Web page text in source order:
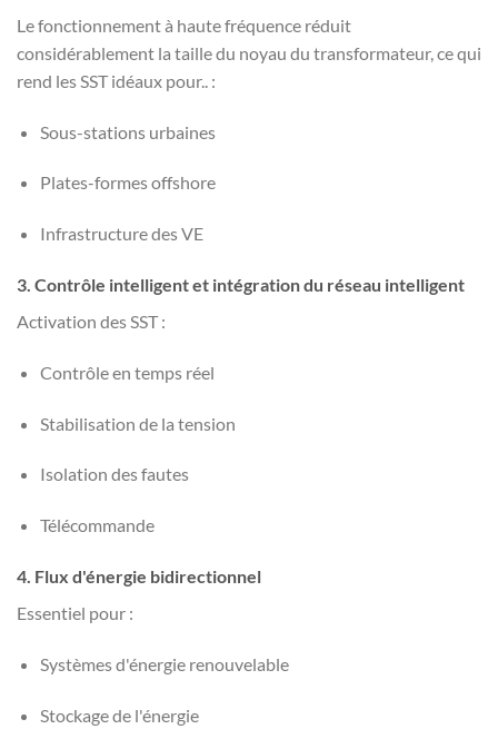
Le fonctionnement à haute fréquence réduit
considérablement la taille du noyau du transformateur, ce qui
rend les SST idéaux pour.. :
Sous-stations urbaines
Plates-formes offshore
Infrastructure des VE
3. Contrôle intelligent et intégration du réseau intelligent
Activation des SST :
Contrôle en temps réel
Stabilisation de la tension
Isolation des fautes
Télécommande
4. Flux d'énergie bidirectionnel
Essentiel pour :
Systèmes d'énergie renouvelable
Stockage de l'énergie